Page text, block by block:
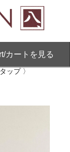
カートを見る
ップ 〉